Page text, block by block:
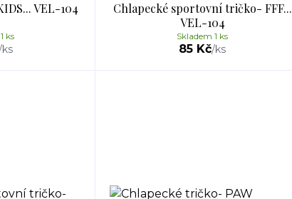
VEL-104
ks
ks
Chlapecké sportovní tričko- FFF...
VEL-104
85 Kč/ks
Skladem 1 ks